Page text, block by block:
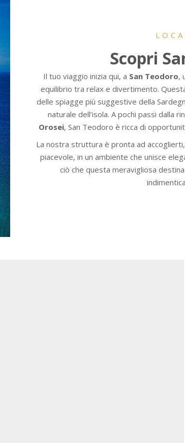
Scopri
Il tuo viaggio inizia qui, a San Teodoro,
equilibrio tra relax e divertimento.
delle spiagge più suggestive della
naturale dell’isola. A pochi passi dalla
Orosei, San Teodoro è ricca di
La nostra struttura è pronta ad
piacevole, in un ambiente che unisce
ciò che questa meravigliosa